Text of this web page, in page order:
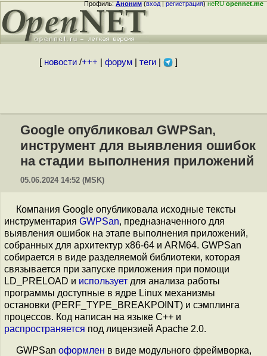
Профиль:Аноним(вход|регистрация)неRUopennet.me
[ новости/+++ форум| теги| ]
Google опубликовал GWPSan,
инструмент для выявления ошибок
на стадии выполнения приложений
05.06.2024 14:52 (MSK)
Компания Google опубликовала исходные тексты
инструментария GWPSan, предназначенного для
выявления ошибок на этапе выполнения приложений,
собранных для архитектур x86-64 и ARM64. GWPSan
собирается в виде разделяемой библиотеки, которая
связывается при запуске приложения при помощи
LD_PRELOAD и использует для анализа работы
программы доступные в ядре Linux механизмы
остановки (PERF_TYPE_BREAKPOINT) и сэмплинга
процессов. Код написан на языке С++ и
распространяется под лицензией Apache 2.0.
GWPSan оформлен в виде модульного фреймворка,